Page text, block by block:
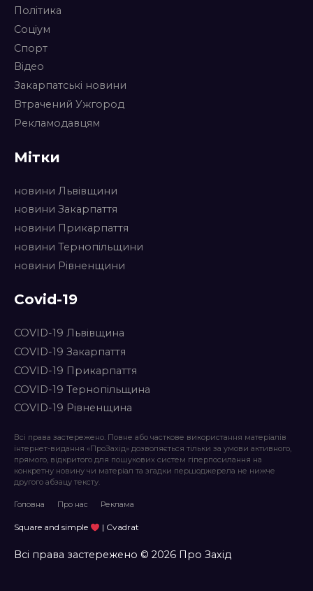
Політика
Соціум
Спорт
Відео
Закарпатські новини
Втрачений Ужгород
Рекламодавцям
Мітки
новини Львівщини
новини Закарпаття
новини Прикарпаття
новини Тернопільщини
новини Рівненщини
Covid-19
COVID-19 Львівщина
COVID-19 Закарпаття
COVID-19 Прикарпаття
COVID-19 Тернопільщина
COVID-19 Рівненщина
Всі права застережено. Повне або часткове використання матеріалів
інтернет-видання «ПроЗахід» дозволяється тільки за умови активного,
прямого, відкритого для пошукових систем гіперпосилання на
конкретну новину чи матеріал та згадки першоджерела не нижче
другого абзацу тексту.
Головна Про нас Реклама
Square and simple | Cvadrat
Всі права застережено © 2026 Про Захід